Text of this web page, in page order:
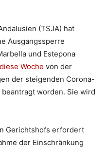
(TSJA) hat
Ausgangssperre
und Estepona
diese Woche von der
der steigenden Corona-
worden. Sie wird
Gerichtshofs erfordert
der Einschränkung